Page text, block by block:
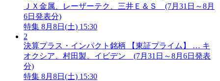
ＪＸ金属、レーザーテク、三井Ｅ＆Ｓ (7月31日～8月
6日発表分)
特集 8月8日(土) 15:30
2
決算プラス・インパクト銘柄 【東証プライム】 … キ
オクシア、村田製、イビデン (7月31日～8月6日発表
分)
特集 8月8日(土) 15:30